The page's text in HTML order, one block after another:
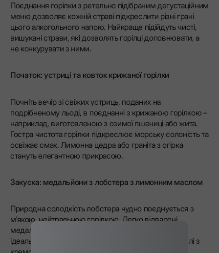
Поєднання горілки з ретельно підібраним дегустаційним
меню дозволяє кожній страві підкреслити різні грані
цього алкогольного напою. Найкраще підійдуть чисті,
вишукані страви, які дозволять горілці доповнювати, а
не конкурувати з ними.
Початок: устриці та ковток крижаної горілки
Почніть вечір зі свіжих устриць, поданих на
подрібненому льоді, в поєднанні з крижаною горілкою –
наприклад, виготовленою з озимої пшениці або жита.
Гостра чистота горілки підкреслює морську солоність та
освіжає смак. Лимонна цедра або граніта з огірка
стануть елегантною прикрасою.
Закуска: медальйони з лобстера з лимонним маслом
Природна солодкість лобстера чудно поєднується з
м'якою, нейтральною горілкою. Легко відварені
медальйони з лобстера, политі лимонним маслом,
ідеально доповнюються горілкою на основі картоплі з